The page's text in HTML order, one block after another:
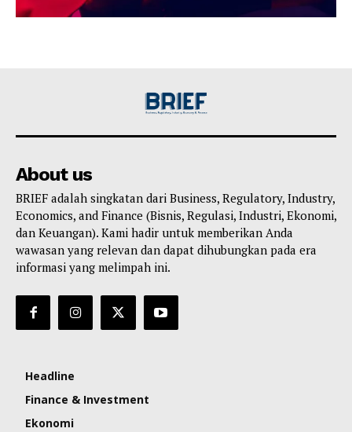
About us
BRIEF adalah singkatan dari Business, Regulatory, Industry,
Economics, and Finance (Bisnis, Regulasi, Industri, Ekonomi,
dan Keuangan). Kami hadir untuk memberikan Anda
wawasan yang relevan dan dapat dihubungkan pada era
informasi yang melimpah ini.
Headline
Finance & Investment
Ekonomi